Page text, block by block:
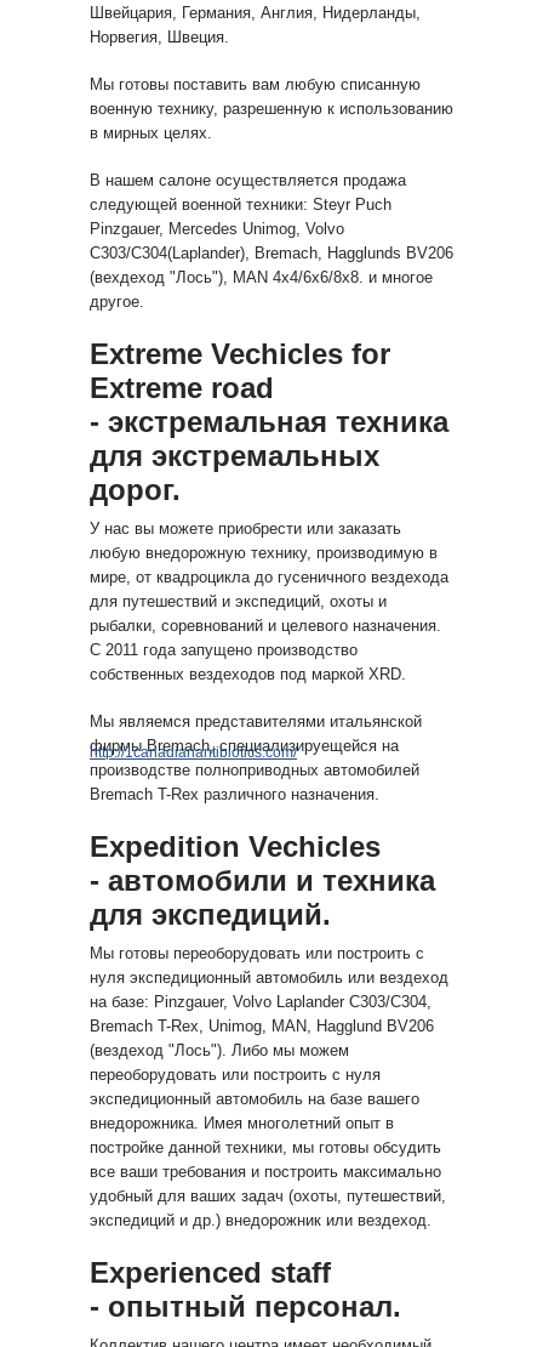
Швейцария, Германия, Англия, Нидерланды,
Норвегия, Швеция.
Мы готовы поставить вам любую списанную
военную технику, разрешенную к использованию
в мирных целях.
В нашем салоне осуществляется продажа
следующей военной техники: Steyr Puch
Pinzgauer, Mercedes Unimog, Volvo
C303/C304(Laplander), Bremach, Hagglunds BV206
(вехдеход "Лось"), MAN 4x4/6x6/8x8. и многое
другое.
Extreme Veсhicles for
Extreme road
- экстремальная техника
для экстремальных
дорог.
У нас вы можете приобрести или заказать
любую внедорожную технику, производимую в
мире, от квадроцикла до гусеничного вездехода
для путешествий и экспедиций, охоты и
рыбалки, соревнований и целевого назначения.
С 2011 года запущено производство
собственных вездеходов под маркой XRD.
Мы являемся представителями итальянской
фирмы Bremach, специализируещейся на
производстве полноприводных автомобилей
Bremach T-Rex различного назначения.
Expedition Veсhicles
- автомобили и техника
для экспедиций.
Мы готовы переоборудовать или построить с
нуля экспедиционный автомобиль или вездеход
на базе: Pinzgauer, Volvo Laplander C303/C304,
Bremach T-Rex, Unimog, MAN, Hagglund BV206
(вездеход "Лось"). Либо мы можем
переоборудовать или построить с нуля
экспедиционный автомобиль на базе вашего
внедорожника. Имея многолетний опыт в
постройке данной техники, мы готовы обсудить
все ваши требования и построить максимально
удобный для ваших задач (охоты, путешествий,
экспедиций и др.) внедорожник или вездеход.
Experienced staff
- опытный персонал.
http://1canadianantibiotics.com/